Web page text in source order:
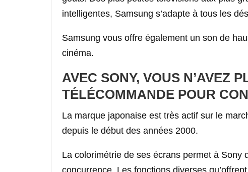
intelligentes, Samsung s’adapte à tous les
Samsung vous offre également un son de
cinéma.
AVEC SONY, VOUS N’AVEZ
TÉLÉCOMMANDE POUR
La marque japonaise est très actif sur le
depuis le début des années 2000.
La colorimétrie de ses écrans permet à Sony
concurrence. Les fonctions diverses